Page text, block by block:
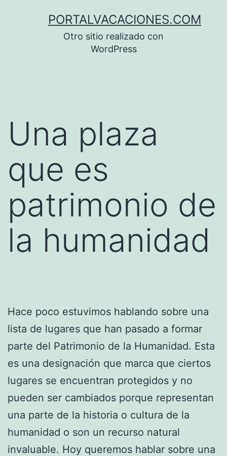
PORTALVACACIONES.COM
Otro sitio realizado con
WordPress
Una plaza
que es
patrimonio de
la humanidad
Hace poco estuvimos hablando sobre una
lista de lugares que han pasado a formar
parte del Patrimonio de la Humanidad. Esta
es una designación que marca que ciertos
lugares se encuentran protegidos y no
pueden ser cambiados porque representan
una parte de la historia o cultura de la
humanidad o son un recurso natural
invaluable. Hoy queremos hablar sobre una